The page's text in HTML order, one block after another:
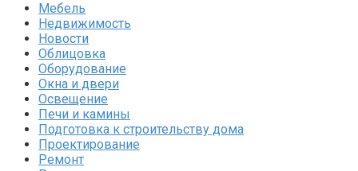
Мебель
Недвижимость
Новости
Облицовка
Оборудование
Окна и двери
Освещение
Печи и камины
Подготовка к строительству дома
Проектирование
Ремонт